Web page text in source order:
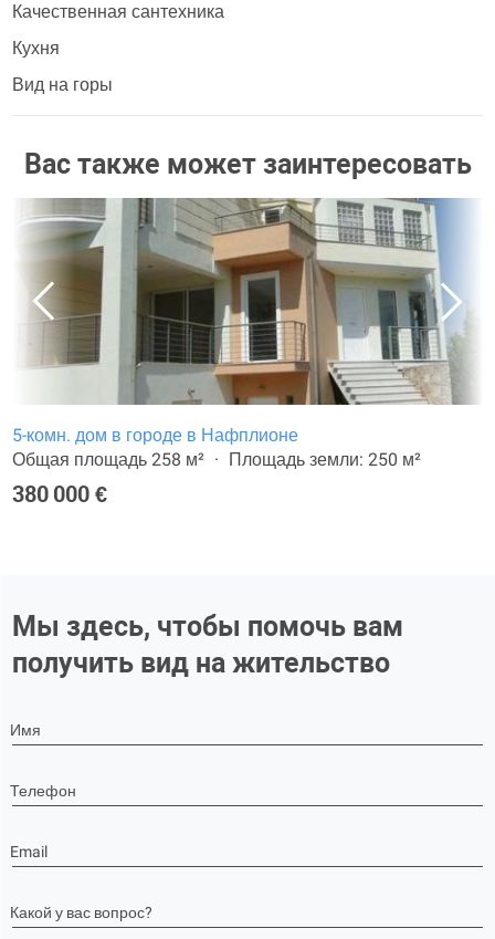
Качественная сантехника
Кухня
Вид на горы
Вас также может заинтересовать
5-комн. дом в городе в Нафплионе
Общая площадь 258 м²
Площадь земли: 250 м²
380 000 €
Мы здесь, чтобы помочь вам
получить вид на жительство
Имя
Телефон
Email
Какой у вас вопрос?